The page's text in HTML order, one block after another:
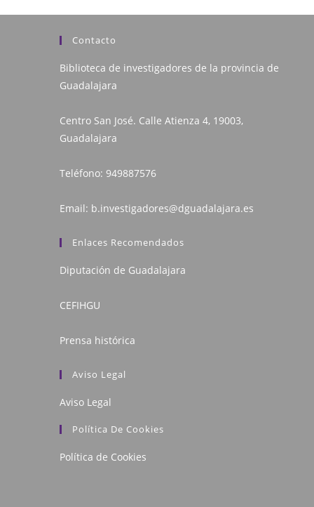
Contacto
Biblioteca de investigadores de la provincia de
Guadalajara
Centro San José. Calle Atienza 4, 19003,
Guadalajara
Teléfono: 949887576
Email: b.investigadores@dguadalajara.es
Enlaces Recomendados
Diputación de Guadalajara
CEFIHGU
Prensa histórica
Aviso Legal
Aviso Legal
Política De Cookies
Política de Cookies